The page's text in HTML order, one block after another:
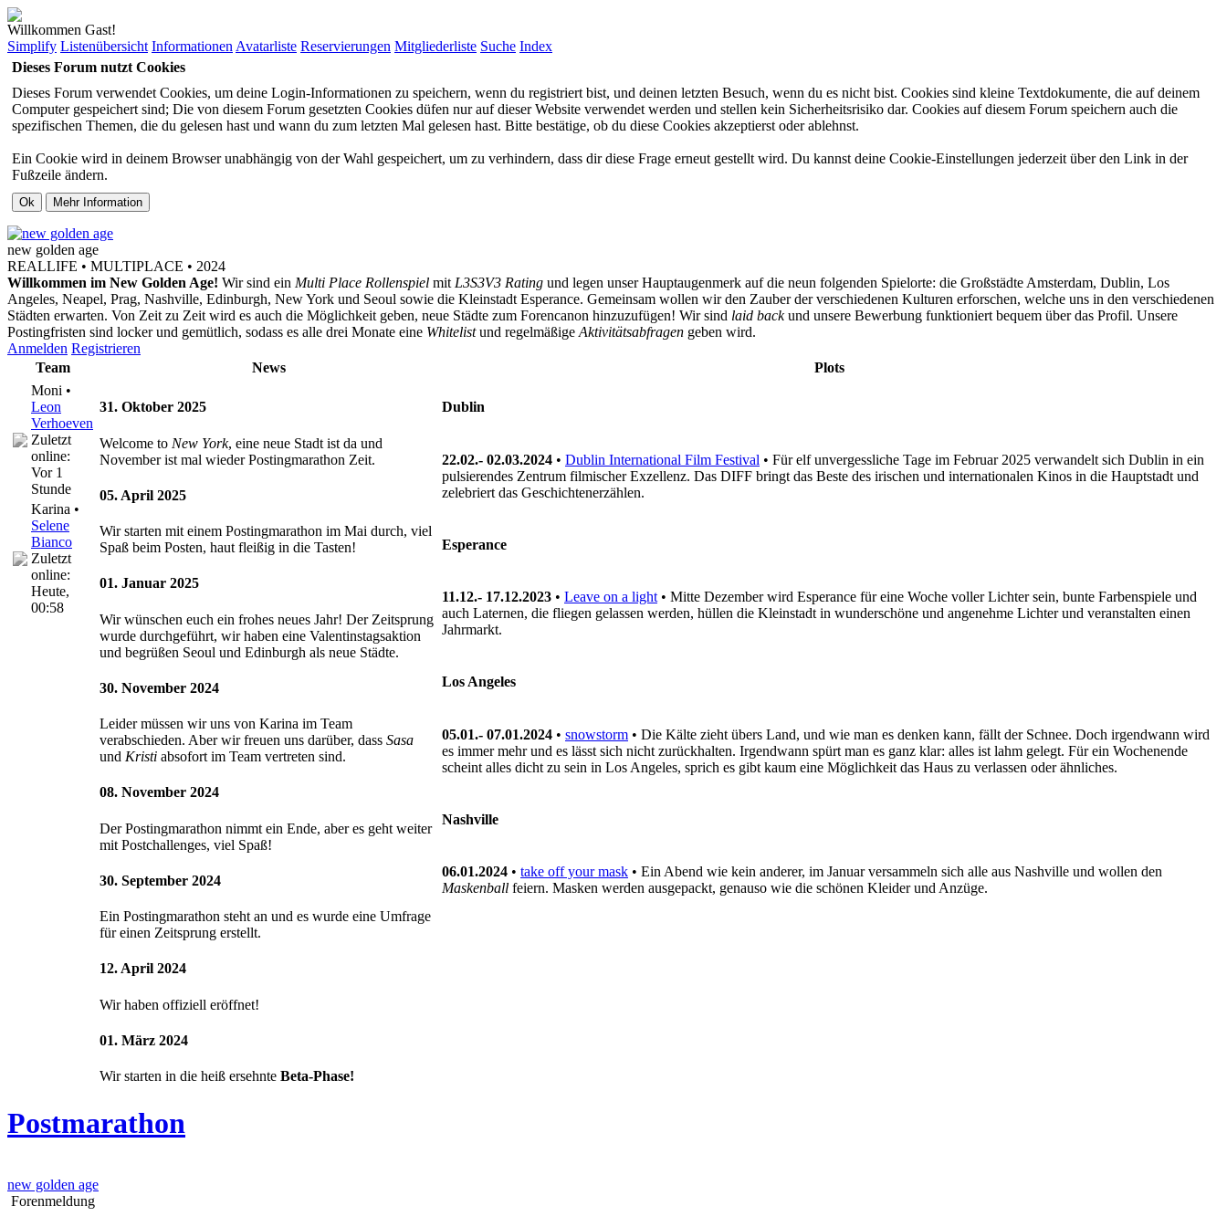
Willkommen Gast!
Simplify Listenübersicht Informationen Avatarliste Reservierungen Mitgliederliste Suche Index
Dieses Forum nutzt Cookies
Dieses Forum verwendet Cookies, um deine Login-Informationen zu speichern, wenn du registriert bist, und deinen letzten Besuch, wenn du es nicht bist. Cookies sind kleine Textdokumente, die auf deinem
Computer gespeichert sind; Die von diesem Forum gesetzten Cookies düfen nur auf dieser Website verwendet werden und stellen kein Sicherheitsrisiko dar. Cookies auf diesem Forum speichern auch die
spezifischen Themen, die du gelesen hast und wann du zum letzten Mal gelesen hast. Bitte bestätige, ob du diese Cookies akzeptierst oder ablehnst.
Ein Cookie wird in deinem Browser unabhängig von der Wahl gespeichert, um zu verhindern, dass dir diese Frage erneut gestellt wird. Du kannst deine Cookie-Einstellungen jederzeit über den Link in der
Fußzeile ändern.
new golden age
REALLIFE • MULTIPLACE • 2024
Willkommen im New Golden Age! Wir sind ein Multi Place Rollenspiel mit L3S3V3 Rating und legen unser Hauptaugenmerk auf die neun folgenden Spielorte: die Großstädte Amsterdam, Dublin, Los
Angeles, Neapel, Prag, Nashville, Edinburgh, New York und Seoul sowie die Kleinstadt Esperance. Gemeinsam wollen wir den Zauber der verschiedenen Kulturen erforschen, welche uns in den verschiedenen
Städten erwarten. Von Zeit zu Zeit wird es auch die Möglichkeit geben, neue Städte zum Forencanon hinzuzufügen! Wir sind laid backund unsere Bewerbung funktioniert bequem über das Profil. Unsere
Postingfristen sind locker und gemütlich, sodass es alle drei Monate eine Whitelistund regelmäßige Aktivitätsabfragen geben wird.
Anmelden Registrieren
Team
News
Plots
Moni •
Leon
Verhoeven
Zuletzt
online:
Vor 1
Stunde
Karina •
Selene
Bianco
Zuletzt
online:
Heute,
00:58
31. Oktober 2025
Welcome to New York, eine neue Stadt ist da und
November ist mal wieder Postingmarathon Zeit.
05. April 2025
Wir starten mit einem Postingmarathon im Mai durch, viel
Spaß beim Posten, haut fleißig in die Tasten!
01. Januar 2025
Wir wünschen euch ein frohes neues Jahr! Der Zeitsprung
wurde durchgeführt, wir haben eine Valentinstagsaktion
und begrüßen Seoul und Edinburgh als neue Städte.
30. November 2024
Leider müssen wir uns von Karina im Team
verabschieden. Aber wir freuen uns darüber, dass Sasa
und Kristi absofort im Team vertreten sind.
08. November 2024
Der Postingmarathon nimmt ein Ende, aber es geht weiter
mit Postchallenges, viel Spaß!
30. September 2024
Ein Postingmarathon steht an und es wurde eine Umfrage
für einen Zeitsprung erstellt.
12. April 2024
Wir haben offiziell eröffnet!
01. März 2024
Wir starten in die heiß ersehnte Beta-Phase!
Dublin
22.02.- 02.03.2024 • Dublin International Film Festival • Für elf unvergessliche Tage im Februar 2025 verwandelt sich Dublin in ein
pulsierendes Zentrum filmischer Exzellenz. Das DIFF bringt das Beste des irischen und internationalen Kinos in die Hauptstadt und
zelebriert das Geschichtenerzählen.
Esperance
11.12.- 17.12.2023 • Leave on a light • Mitte Dezember wird Esperance für eine Woche voller Lichter sein, bunte Farbenspiele und
auch Laternen, die fliegen gelassen werden, hüllen die Kleinstadt in wunderschöne und angenehme Lichter und veranstalten einen
Jahrmarkt.
Los Angeles
05.01.- 07.01.2024 • snowstorm • Die Kälte zieht übers Land, und wie man es denken kann, fällt der Schnee. Doch irgendwann wird
es immer mehr und es lässt sich nicht zurückhalten. Irgendwann spürt man es ganz klar: alles ist lahm gelegt. Für ein Wochenende
scheint alles dicht zu sein in Los Angeles, sprich es gibt kaum eine Möglichkeit das Haus zu verlassen oder ähnliches.
Nashville
06.01.2024 • take off your mask • Ein Abend wie kein anderer, im Januar versammeln sich alle aus Nashville und wollen den
Maskenball feiern. Masken werden ausgepackt, genauso wie die schönen Kleider und Anzüge.
Postmarathon
new golden age
Forenmeldung